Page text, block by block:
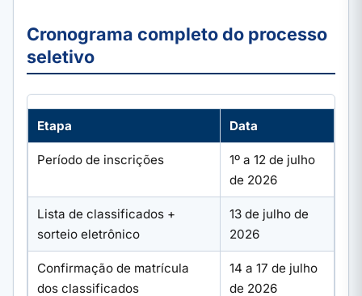
Cronograma completo do processo
seletivo
Etapa Data
Período de inscrições
1º a 12 de julho
de 2026
Lista de classificados +
sorteio eletrônico
13 de julho de
2026
Confirmação de matrícula
dos classificados
14 a 17 de julho
de 2026